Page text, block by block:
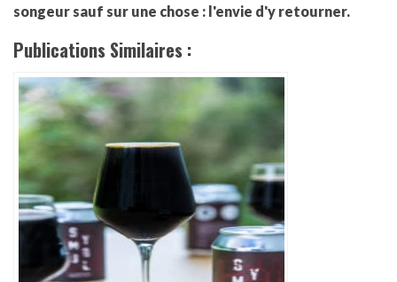
songeur sauf sur une chose : l'envie d'y retourner.
Publications Similaires :